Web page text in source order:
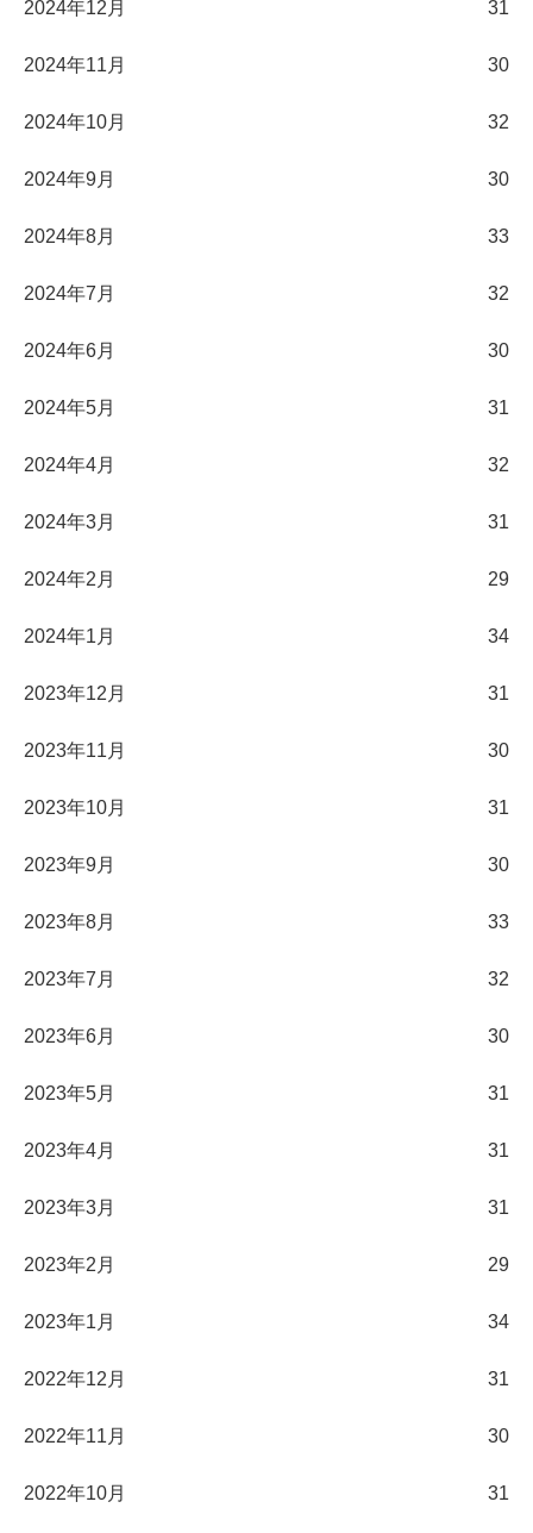
2024年12月 31
2024年11月 30
2024年10月 32
2024年9月 30
2024年8月 33
2024年7月 32
2024年6月 30
2024年5月 31
2024年4月 32
2024年3月 31
2024年2月 29
2024年1月 34
2023年12月 31
2023年11月 30
2023年10月 31
2023年9月 30
2023年8月 33
2023年7月 32
2023年6月 30
2023年5月 31
2023年4月 31
2023年3月 31
2023年2月 29
2023年1月 34
2022年12月 31
2022年11月 30
2022年10月 31